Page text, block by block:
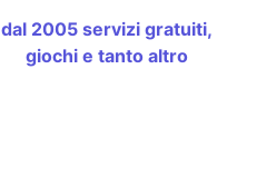
dal 2005 servizi gratuiti,
giochi e tanto altro